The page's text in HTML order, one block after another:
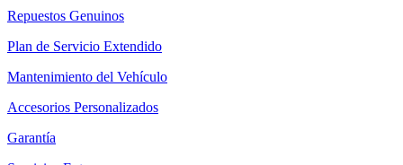
Repuestos Genuinos
Plan de Servicio Extendido
Mantenimiento del Vehículo
Accesorios Personalizados
Garantía